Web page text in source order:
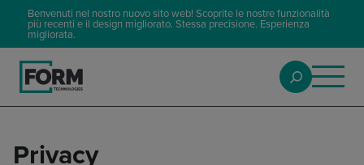
Benvenuti nel nostro nuovo sito web! Scoprite le nostre funzionalità
più recenti e il design migliorato. Stessa precisione. Esperienza
migliorata.
Privacy